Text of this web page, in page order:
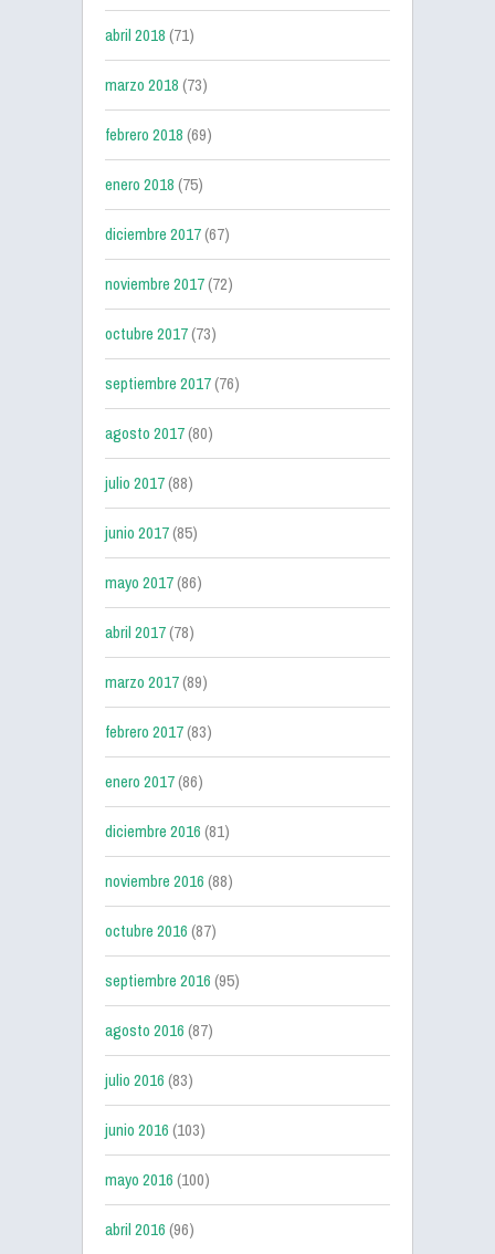
abril 2018(71)
marzo 2018(73)
febrero 2018(69)
enero 2018(75)
diciembre 2017(67)
noviembre 2017(72)
octubre 2017(73)
septiembre 2017(76)
agosto 2017(80)
julio 2017(88)
junio 2017(85)
mayo 2017(86)
abril 2017(78)
marzo 2017(89)
febrero 2017(83)
enero 2017(86)
diciembre 2016(81)
noviembre 2016(88)
octubre 2016(87)
septiembre 2016(95)
agosto 2016(87)
julio 2016(83)
junio 2016(103)
mayo 2016(100)
abril 2016(96)